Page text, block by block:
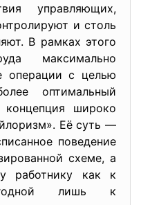
управляющих,
и столь
В рамках этого
максимально
операции с целью
оптимальный
широко
Её суть —
поведение
схеме, а
работнику как к
лишь к